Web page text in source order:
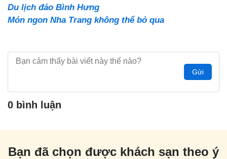
Du lịch đảo Bình Hưng
Món ngon Nha Trang không thể bỏ qua
Gửi
0 bình luận
Bạn đã chọn được khách sạn theo ý